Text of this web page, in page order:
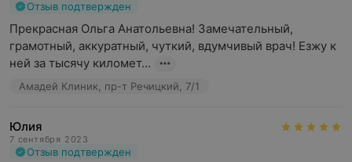
Отзыв подтвержден
Прекрасная Ольга Анатольевна! Замечательный,
грамотный, аккуратный, чуткий, вдумчивый врач! Езжу к
ней за тысячу километ...
Амадей Клиник, пр-т Речицкий, 7/1
Юлия
7 сентября 2023
Отзыв подтвержден